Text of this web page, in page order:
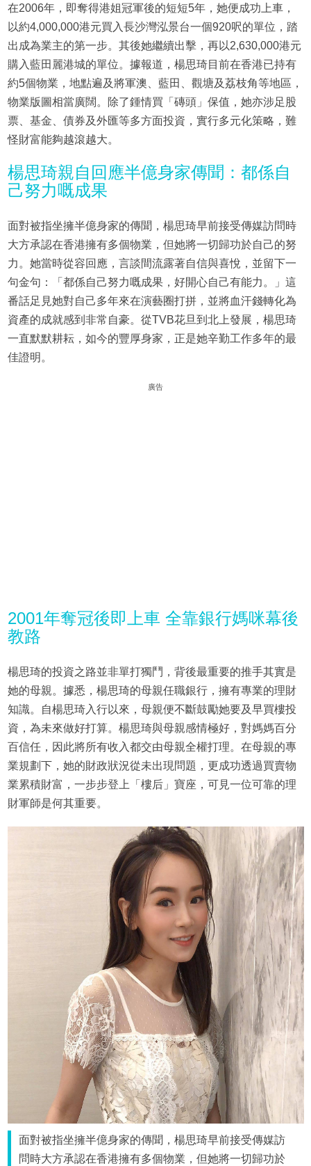
在2006年，即奪得港姐冠軍後的短短5年，她便成功上車，
以約4,000,000港元買入長沙灣泓景台一個920呎的單位，踏
出成為業主的第一步。其後她繼續出擊，再以2,630,000港元
購入藍田麗港城的單位。據報道，楊思琦目前在香港已持有
約5個物業，地點遍及將軍澳、藍田、觀塘及荔枝角等地區，
物業版圖相當廣闊。除了鍾情買「磚頭」保值，她亦涉足股
票、基金、債券及外匯等多方面投資，實行多元化策略，難
怪財富能夠越滾越大。
楊思琦親自回應半億身家傳聞：都係自
己努力嘅成果
面對被指坐擁半億身家的傳聞，楊思琦早前接受傳媒訪問時
大方承認在香港擁有多個物業，但她將一切歸功於自己的努
力。她當時從容回應，言談間流露著自信與喜悅，並留下一
句金句：「都係自己努力嘅成果，好開心自己有能力。」這
番話足見她對自己多年來在演藝圈打拼，並將血汗錢轉化為
資產的成就感到非常自豪。從TVB花旦到北上發展，楊思琦
一直默默耕耘，如今的豐厚身家，正是她辛勤工作多年的最
佳證明。
廣告
2001年奪冠後即上車 全靠銀行媽咪幕後
教路
楊思琦的投資之路並非單打獨鬥，背後最重要的推手其實是
她的母親。據悉，楊思琦的母親任職銀行，擁有專業的理財
知識。自楊思琦入行以來，母親便不斷鼓勵她要及早買樓投
資，為未來做好打算。楊思琦與母親感情極好，對媽媽百分
百信任，因此將所有收入都交由母親全權打理。在母親的專
業規劃下，她的財政狀況從未出現問題，更成功透過買賣物
業累積財富，一步步登上「樓后」寶座，可見一位可靠的理
財軍師是何其重要。
面對被指坐擁半億身家的傳聞，楊思琦早前接受傳媒訪
問時大方承認在香港擁有多個物業，但她將一切歸功於